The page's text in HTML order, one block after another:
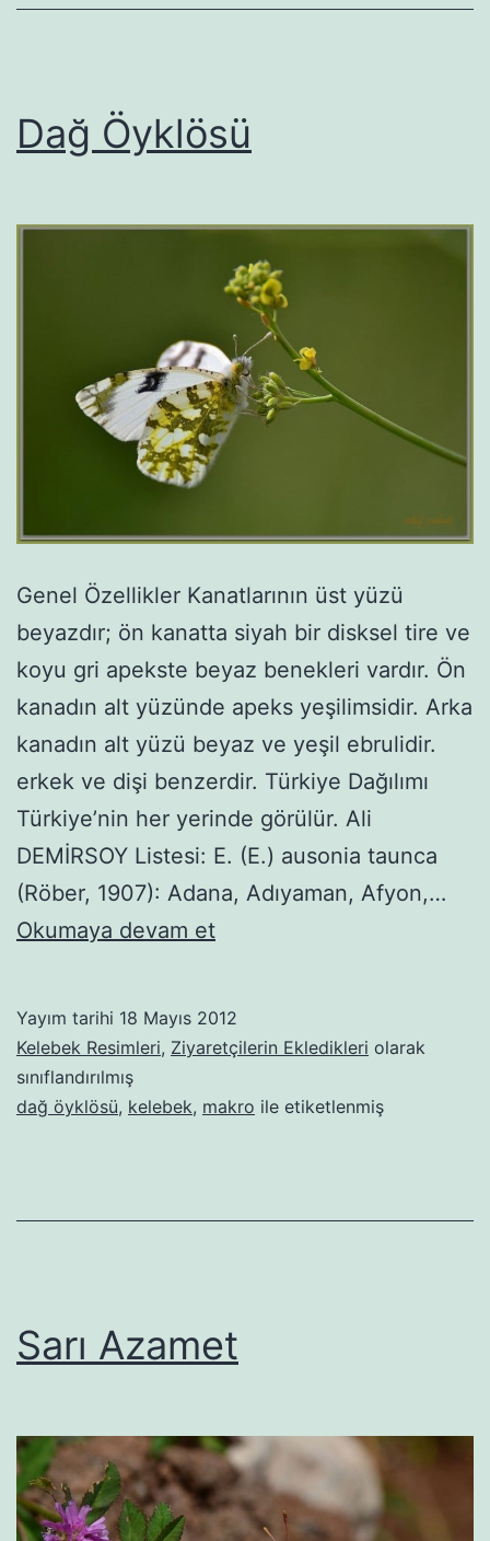
Dağ Öyklösü
Genel Özellikler Kanatlarının üst yüzü
beyazdır; ön kanatta siyah bir disksel tire ve
koyu gri apekste beyaz benekleri vardır. Ön
kanadın alt yüzünde apeks yeşilimsidir. Arka
kanadın alt yüzü beyaz ve yeşil ebrulidir.
erkek ve dişi benzerdir. Türkiye Dağılımı
Türkiye’nin her yerinde görülür. Ali
DEMİRSOY Listesi: E. (E.) ausonia taunca
(Röber, 1907): Adana, Adıyaman, Afyon,…
Okumaya devam etDağ
Yayım tarihi 18 Mayıs 2012
Kelebek Resimleri, Ziyaretçilerin Ekledikleri olarak
sınıflandırılmış
dağ öyklösü, kelebek, makro ile etiketlenmiş
Sarı Azamet